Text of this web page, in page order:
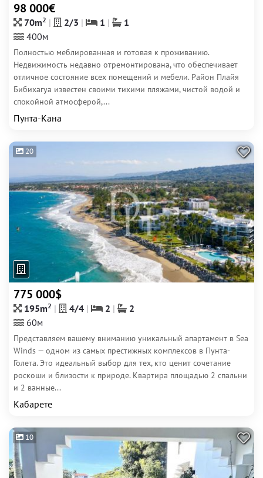
98 000€
70m2 2/3 1
1
400м
Полностью меблированная и готовая к проживанию.
Недвижимость недавно отремонтирована, что обеспечивает
отличное состояние всех помещений и мебели. Район Плайя
Бибихагуа известен своими тихими пляжами, чистой водой и
спокойной атмосферой,...
Пунта-Кана
20
775 000$
195m2 4/4 2
2
60м
Представляем вашему вниманию уникальный апартамент в Sea
Winds — одном из самых престижных комплексов в Пунта-
Голета. Это идеальный выбор для тех, кто ценит сочетание
роскоши и близости к природе. Квартира площадью 2 спальни
и 2 ванные...
Кабарете
10